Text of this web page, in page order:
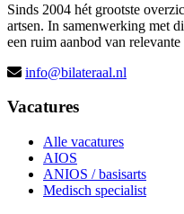
Sinds 2004 hét grootste
artsen. In samenwerking met
een ruim aanbod van relevante
info@bilateraal.nl
Vacatures
Alle vacatures
AIOS
ANIOS / basisarts
Medisch specialist